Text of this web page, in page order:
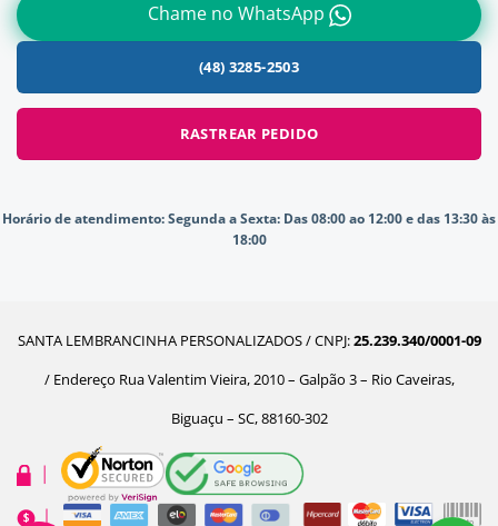
Chame no WhatsApp
(48) 3285-2503
RASTREAR PEDIDO
Horário de atendimento:Segunda a Sexta: Das 08:00 ao 12:00 e das 13:30 às
18:00
SANTA LEMBRANCINHA PERSONALIZADOS / CNPJ:25.239.340/0001-09
/ Endereço Rua Valentim Vieira, 2010 – Galpão 3 – Rio Caveiras,
Biguaçu – SC, 88160-302